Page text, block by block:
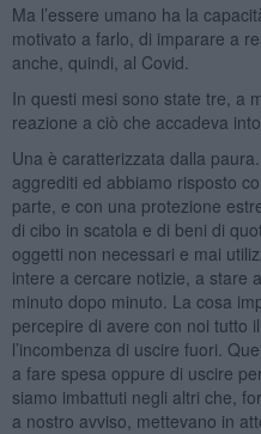
Ma l’essere umano ha la
motivato a farlo, di imparare a
anche, quindi, al Covid.
In questi mesi sono state tre, a
reazione a ciò che accadeva
Una è caratterizzata dalla
aggrediti ed abbiamo risposto
parte, e con una protezione
di cibo in scatola e di beni di
oggetti non necessari e mai
intere a cercare notizie, a stare
minuto dopo minuto. La cosa
percepire di avere con noi tutto
l’incombenza di uscire fuori.
a fare spesa oppure di uscire
siamo imbattuti negli altri che,
a nostro avviso, mettevano in